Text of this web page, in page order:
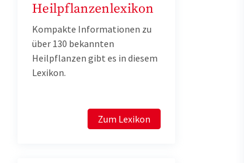
Heilpflanzenlexikon
Kompakte Informationen zu
über 130 bekannten
Heilpflanzen gibt es in diesem
Lexikon.
Zum Lexikon